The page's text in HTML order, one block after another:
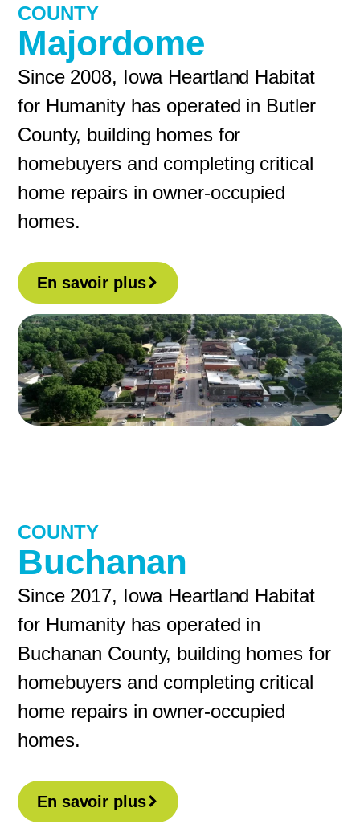
COUNTY
Majordome
Since 2008, Iowa Heartland Habitat
for Humanity has operated in Butler
County, building homes for
homebuyers and completing critical
home repairs in owner-occupied
homes.
En savoir plus
COUNTY
Buchanan
Since 2017, Iowa Heartland Habitat
for Humanity has operated in
Buchanan County, building homes for
homebuyers and completing critical
home repairs in owner-occupied
homes.
En savoir plus